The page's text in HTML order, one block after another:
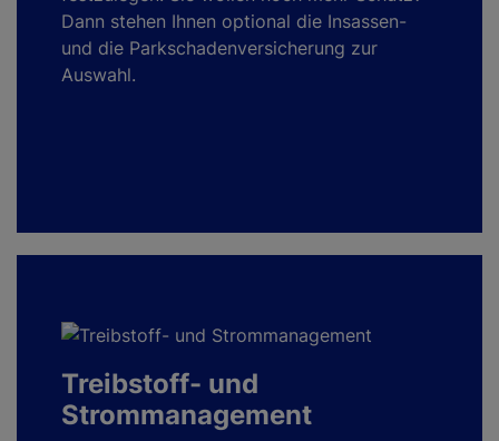
Dann stehen Ihnen optional die Insassen-
und die Parkschadenversicherung zur
Auswahl.
Treibstoff- und
Strommanagement